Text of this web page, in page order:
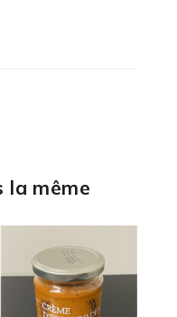
la même